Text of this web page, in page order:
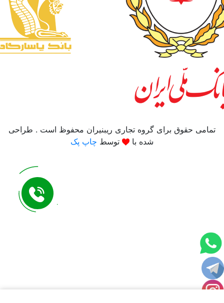
تمامی حقوق برای گروه تجاری ریبنیران محفوظ است . طراحی
شده با
توسط چاپ پک